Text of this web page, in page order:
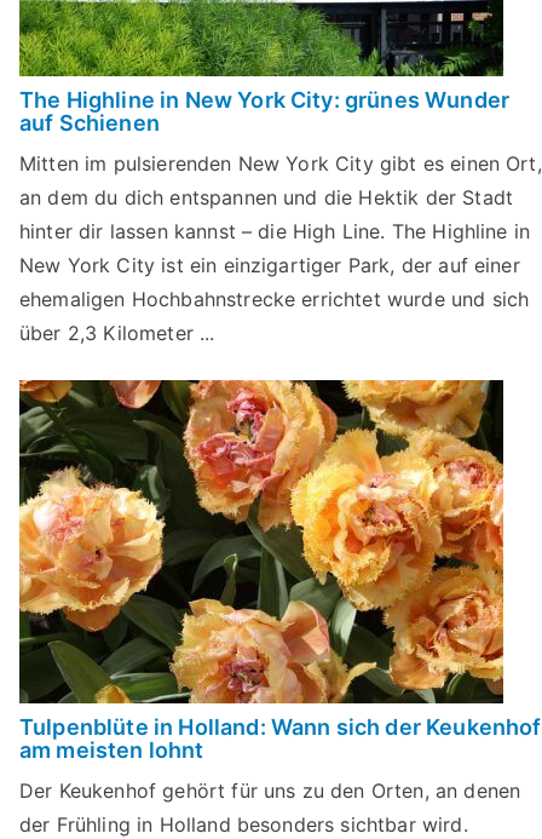
The Highline in New York City: grünes Wunder
auf Schienen
Mitten im pulsierenden New York City gibt es einen Ort,
an dem du dich entspannen und die Hektik der Stadt
hinter dir lassen kannst – die High Line. The Highline in
New York City ist ein einzigartiger Park, der auf einer
ehemaligen Hochbahnstrecke errichtet wurde und sich
über 2,3 Kilometer ...
Tulpenblüte in Holland: Wann sich der Keukenhof
am meisten lohnt
Der Keukenhof gehört für uns zu den Orten, an denen
der Frühling in Holland besonders sichtbar wird.